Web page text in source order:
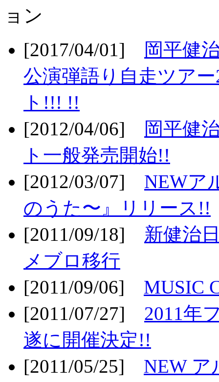
[2017/04/01]
岡平健
公演弾語り自走ツア
ト!!! !!
[2012/04/06]
岡平健
ト一般発売開始!!
[2012/03/07] NEWア
のうた〜』リリース!!
[2011/09/18] 新健治
メブロ移行
[2011/09/06] MUSIC
[2011/07/27] 2011年
遂に開催決定!!
[2011/05/25] NEW